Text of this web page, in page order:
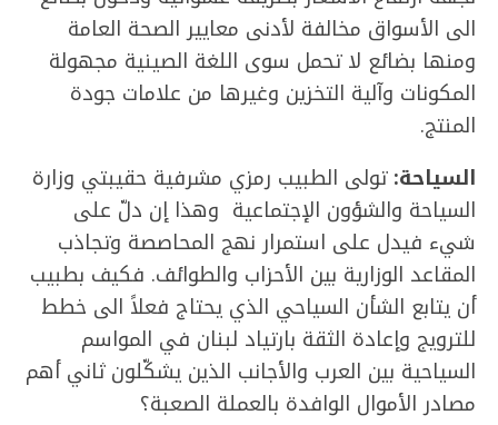
الى الأسواق مخالفة لأدنى معايير الصحة العامة
ومنها بضائع لا تحمل سوى اللغة الصينية مجهولة
المكونات وآلية التخزين وغيرها من علامات جودة
المنتج.
السياحة:تولى الطبيب رمزي مشرفية حقيبتي وزارة
السياحة والشؤون الإجتماعية وهذا إن دلّ على
شيء فيدل على استمرار نهج المحاصصة وتجاذب
المقاعد الوزارية بين الأحزاب والطوائف. فكيف بطبيب
أن يتابع الشأن السياحي الذي يحتاج فعلاً الى خطط
للترويج وإعادة الثقة بارتياد لبنان في المواسم
السياحية بين العرب والأجانب الذين يشكّلون ثاني أهم
مصادر الأموال الوافدة بالعملة الصعبة؟